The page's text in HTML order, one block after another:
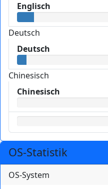
Englisch
Deutsch
Deutsch
Chinesisch
Chinesisch
OS-Statistik
OS-System